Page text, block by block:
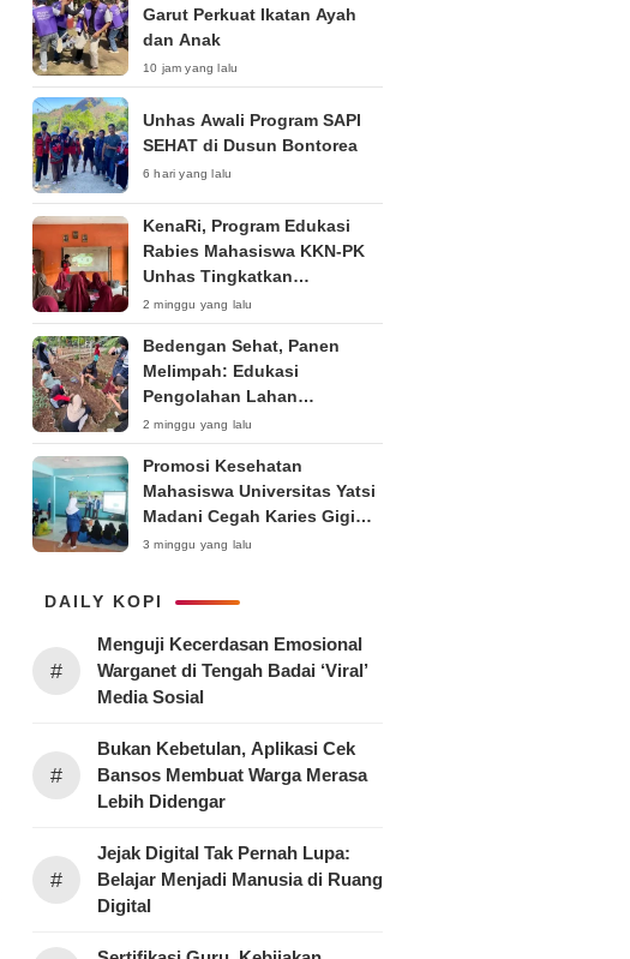
Garut Perkuat Ikatan Ayah
dan Anak
10 jam yang lalu
Unhas Awali Program SAPI
SEHAT di Dusun Bontorea
6 hari yang lalu
KenaRi, Program Edukasi
Rabies Mahasiswa KKN-PK
Unhas Tingkatkan
Kesadaran Siswa SD Negeri 4
Maccorawalie
2 minggu yang lalu
Bedengan Sehat, Panen
Melimpah: Edukasi
Pengolahan Lahan
Bedengan Organik bagi KWT
dan Ibu PKK RT 04 RW 01
Kelurahan Pakintelan
2 minggu yang lalu
Promosi Kesehatan
Mahasiswa Universitas Yatsi
Madani Cegah Karies Gigi
Anak
3 minggu yang lalu
DAILY KOPI
#
Menguji Kecerdasan Emosional
Warganet di Tengah Badai ‘Viral’
Media Sosial
#
Bukan Kebetulan, Aplikasi Cek
Bansos Membuat Warga Merasa
Lebih Didengar
#
Jejak Digital Tak Pernah Lupa:
Belajar Menjadi Manusia di Ruang
Digital